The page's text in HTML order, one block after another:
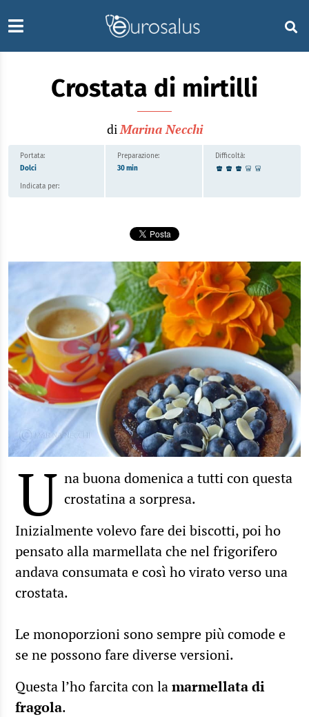
Crostata di mirtilli
diMarina Necchi
Portata:
Dolci
Indicata per:
Preparazione:
30 min
Difficoltà:
U na buona domenica a tutti con questa
crostatina a sorpresa.
Inizialmente volevo fare dei biscotti, poi ho
pensato alla marmellata che nel frigorifero
andava consumata e così ho virato verso una
crostata.
Le monoporzioni sono sempre più comode e
se ne possono fare diverse versioni.
Questa l’ho farcita con lamarmellata di
fragola.